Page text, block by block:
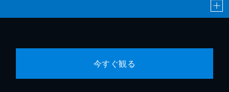
今すぐ観る